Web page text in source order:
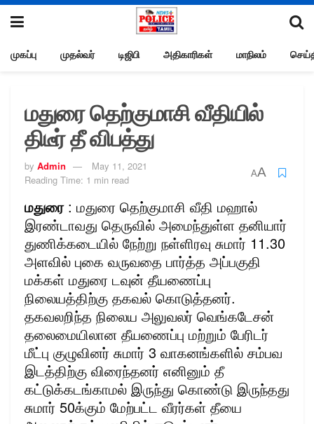
முகப்பு முதல்வர் டிஜிபி அதிகாரிகள் மாநிலம்
மதுரை தெற்குமாசி வீதியில்
திடீர் தீ விபத்து
by Admin
May 11, 2021
Reading Time: 1 min read
AA
மதுரை: மதுரை தெற்குமாசி வீதி மஹால்
இரண்டாவது தெருவில் அமைந்துள்ள தனியார்
துணிக்கடையில் நேற்று நள்ளிரவு சுமார் 11.30
அளவில் புகை வருவதை பார்த்த அப்பகுதி
மக்கள் மதுரை டவுன் தீயணைப்பு
நிலையத்திற்கு தகவல் கொடுத்தனர்.
தகவலறிந்த நிலைய அலுவலர் வெங்கடேசன்
தலைமையிலான தீயணைப்பு மற்றும் பேரிடர்
மீட்பு குழுவினர் சுமார் 3 வாகனங்களில் சம்பவ
இடத்திற்கு விரைந்தனர் எனினும் தீ
கட்டுக்கடங்காமல் இருந்து கொண்டு இருந்தது
சுமார் 50க்கும் மேற்பட்ட வீரர்கள் தீயை